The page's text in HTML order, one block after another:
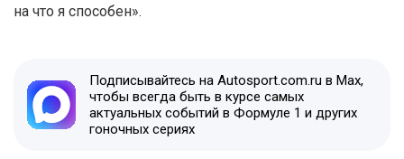
на что я способен».
Подписывайтесь на Autosport.com.ru в Max,
чтобы всегда быть в курсе самых
актуальных событий в Формуле 1 и других
гоночных сериях